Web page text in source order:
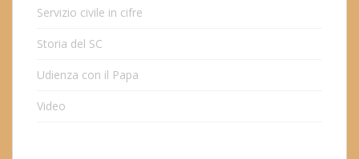
Servizio civile in cifre
Storia del SC
Udienza con il Papa
Video